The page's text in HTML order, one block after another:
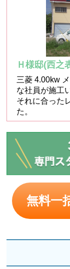
Ｈ様邸(西之
三菱 4.00kw
な社員が施工
それに合った
た。
無料一